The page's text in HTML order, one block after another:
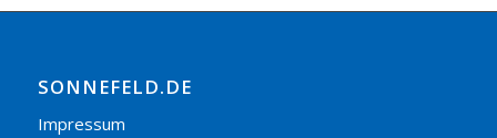
SONNEFELD.DE
Impressum